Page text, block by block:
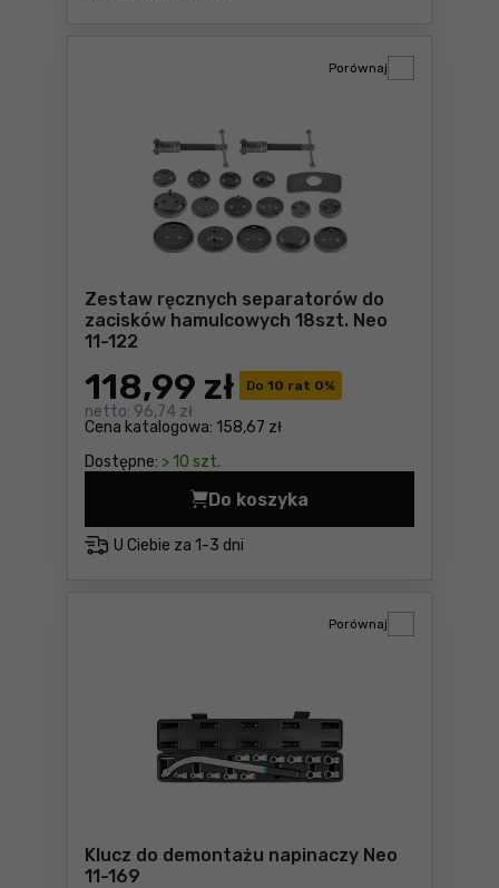
Zestaw ręcznych separatorów do
zacisków hamulcowych 18szt. Neo
11-122
Do 10 rat 0%
Cena katalogowa: 158,67 zł
118,99 zł
netto: 96,74 zł
Dostępne: > 10 szt.
Porównaj
U Ciebie za 1-3 dni
Do koszyka
Zestaw ręcznych
Klucz do demontażu napinaczy Neo
11-169
Porównaj